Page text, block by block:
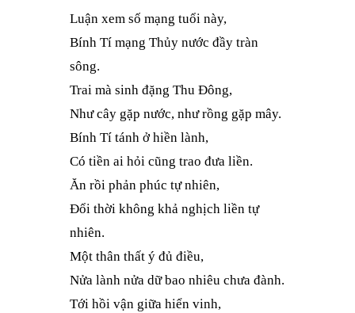
Luận xem số mạng tuổi này,
Bính Tí mạng Thủy nước đầy tràn
sông.
Trai mà sinh đặng Thu Đông,
Như cây gặp nước, như rồng gặp mây.
Bính Tí tánh ở hiền lành,
Có tiền ai hỏi cũng trao đưa liền.
Ăn rồi phản phúc tự nhiên,
Đổi thời không khả nghịch liền tự
nhiên.
Một thân thất ý đủ điều,
Nửa lành nửa dữ bao nhiêu chưa đành.
Tới hồi vận giữa hiển vinh,